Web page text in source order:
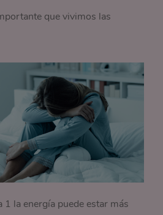
que vivimos las
1 la energía puede estar más